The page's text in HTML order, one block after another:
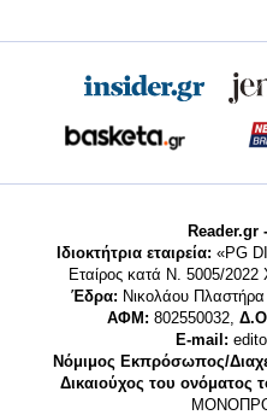
Reader.gr
Ιδιοκτήτρια εταιρεία: «PG
Εταίρος κατά Ν. 5005/
Έδρα: Νικολάου Πλαστήρα
ΑΦΜ: 802550032,
E-mail:
Νόμιμος Εκπρόσωπος/
Δικαιούχος του ονόματος